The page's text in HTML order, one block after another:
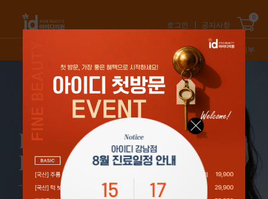
로그인 공지사항
카테고리 특가/혜택 오늘의피부
0